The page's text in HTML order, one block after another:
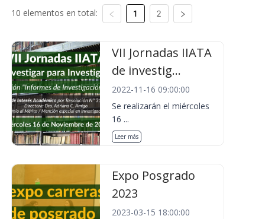
10 elementos en total: 1 2
VII Jornadas IIATA
de investig...
2022-11-16 09:00:00
Se realizarán el miércoles
16 ...
Leer más
Expo Posgrado
2023
2023-03-15 18:00:00